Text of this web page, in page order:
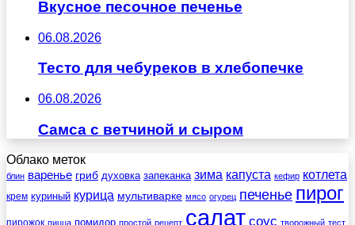
Вкусное песочное печенье
06.08.2026
Тесто для чебуреков в хлебопечке
06.08.2026
Самса с ветчиной и сыром
Облако меток
блин варенье гриб духовка запеканка зима капуста кефир котлета
крем куриный курица мультиварке мясо огурец печенье пирог
пирожок пицца помидор простой рецепт салат соус творожный тест